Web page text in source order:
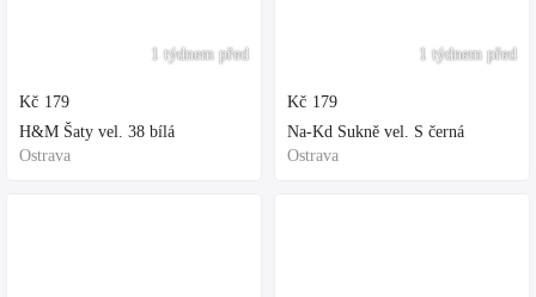
1 týdnem před
Kč 179
H&M Šaty vel. 38 bílá
Ostrava
1 týdnem před
Kč 179
Na-Kd Sukně vel. S černá
Ostrava